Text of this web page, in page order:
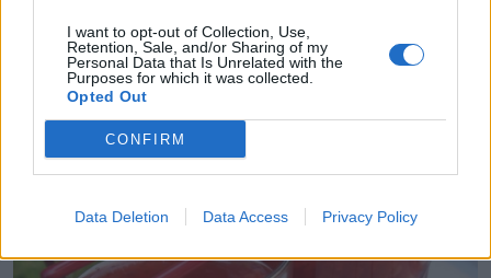
I want to opt-out of Collection, Use,
Retention, Sale, and/or Sharing of my
Personal Data that Is Unrelated with the
Purposes for which it was collected.
Opted Out
CONFIRM
Data Deletion Data Access Privacy Policy